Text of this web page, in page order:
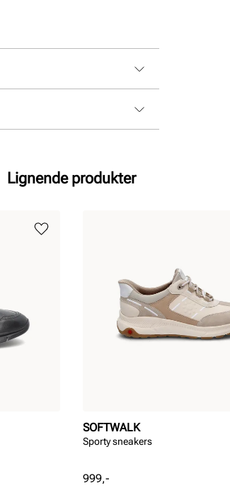
Lignende produkter
SOFTWALK
Sporty sneakers
Pris
999,-